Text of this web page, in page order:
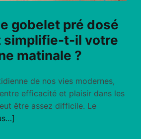
gobelet pré dosé
simplifie-t-il votre
matinale ?
de nos vies modernes,
efficacité et plaisir dans les
être assez difficile. Le